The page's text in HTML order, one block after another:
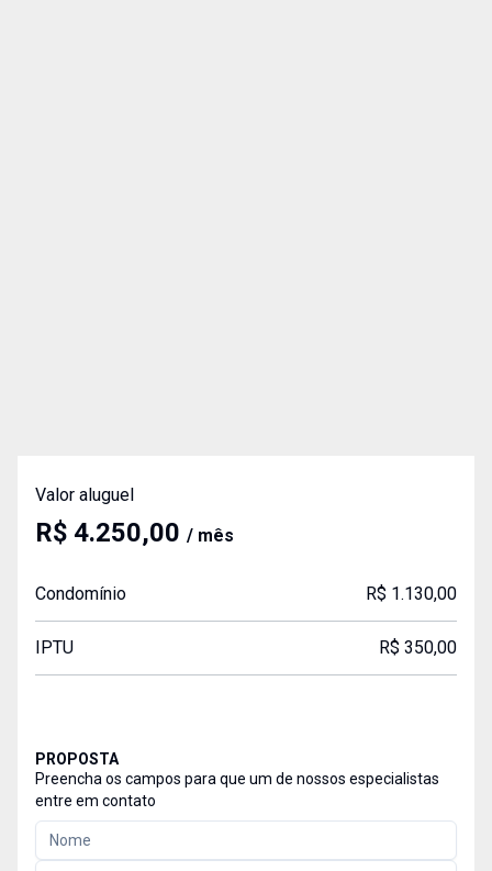
Valor aluguel
R$ 4.250,00 / mês
Condomínio R$ 1.130,00
IPTU R$ 350,00
PROPOSTA
Preencha os campos para que um de nossos especialistas
entre em contato